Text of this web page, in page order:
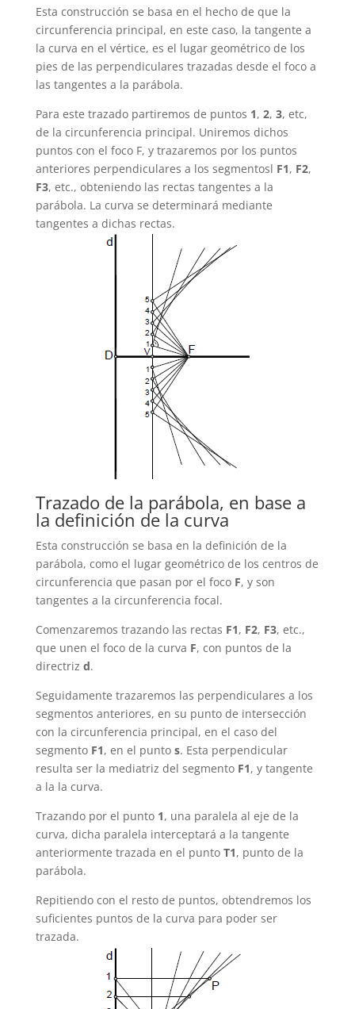
Esta construcción se basa en el hecho de que la
circunferencia principal, en este caso, la tangente a
la curva en el vértice, es el lugar geométrico de los
pies de las perpendiculares trazadas desde el foco a
las tangentes a la parábola.
Para este trazado partiremos de puntos 1, 2, 3, etc,
de la circunferencia principal. Uniremos dichos
puntos con el foco F, y trazaremos por los puntos
anteriores perpendiculares a los segmentosl F1, F2,
F3, etc., obteniendo las rectas tangentes a la
parábola. La curva se determinará mediante
tangentes a dichas rectas.
Trazado de la parábola, en base a
la definición de la curva
Esta construcción se basa en la definición de la
parábola, como el lugar geométrico de los centros de
circunferencia que pasan por el foco F, y son
tangentes a la circunferencia focal.
Comenzaremos trazando las rectas F1, F2, F3, etc.,
que unen el foco de la curva F, con puntos de la
directriz d.
Seguidamente trazaremos las perpendiculares a los
segmentos anteriores, en su punto de intersección
con la circunferencia principal, en el caso del
segmento F1, en el punto s. Esta perpendicular
resulta ser la mediatriz del segmento F1, y tangente
a la la curva.
Trazando por el punto 1, una paralela al eje de la
curva, dicha paralela interceptará a la tangente
anteriormente trazada en el punto T1, punto de la
parábola.
Repitiendo con el resto de puntos, obtendremos los
suficientes puntos de la curva para poder ser
trazada.